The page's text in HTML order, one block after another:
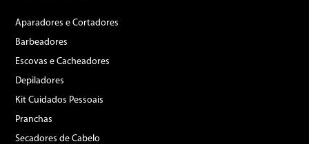
Aparadores e Cortadores
Barbeadores
Escovas e Cacheadores
Depiladores
Kit Cuidados Pessoais
Pranchas
Secadores de Cabelo